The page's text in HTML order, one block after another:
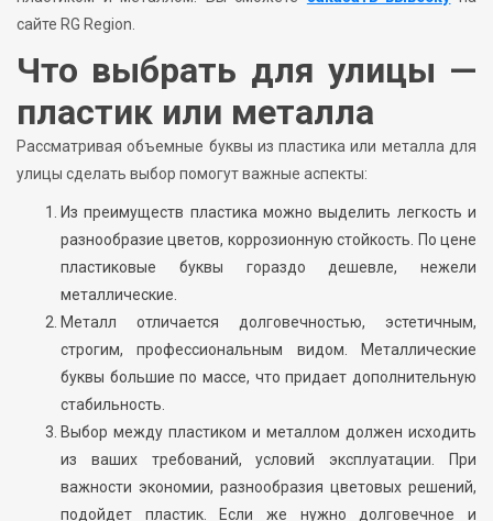
сайте RG Region.
Что выбрать для улицы —
пластик или металла
Рассматривая объемные буквы из пластика или металла для
улицы сделать выбор помогут важные аспекты:
Из преимуществ пластика можно выделить легкость и
разнообразие цветов, коррозионную стойкость. По цене
пластиковые буквы гораздо дешевле, нежели
металлические.
Металл отличается долговечностью, эстетичным,
строгим, профессиональным видом. Металлические
буквы большие по массе, что придает дополнительную
стабильность.
Выбор между пластиком и металлом должен исходить
из ваших требований, условий эксплуатации. При
важности экономии, разнообразия цветовых решений,
подойдет пластик. Если же нужно долговечное и